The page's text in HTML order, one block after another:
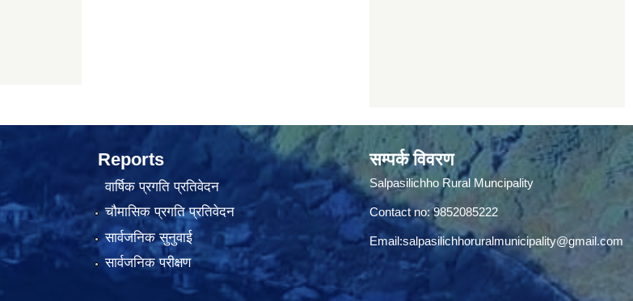
Reports
वार्षिक प्रगति प्रतिवेदन
चौमासिक प्रगति प्रतिवेदन
सार्वजनिक सुनुवाई
सार्वजनिक परीक्षण
सम्पर्क विवरण
Salpasilichho Rural Muncipality
Contact no: 9852085222
Email:salpasilichhoruralmunicipality@gmail.com